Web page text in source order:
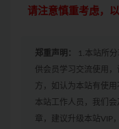
请注意慎重考虑，
郑重声明：
1.本站所
供会员学习交流使用
方，如认为本站有使
本站工作人员，我们
章，建议升级本站VIP